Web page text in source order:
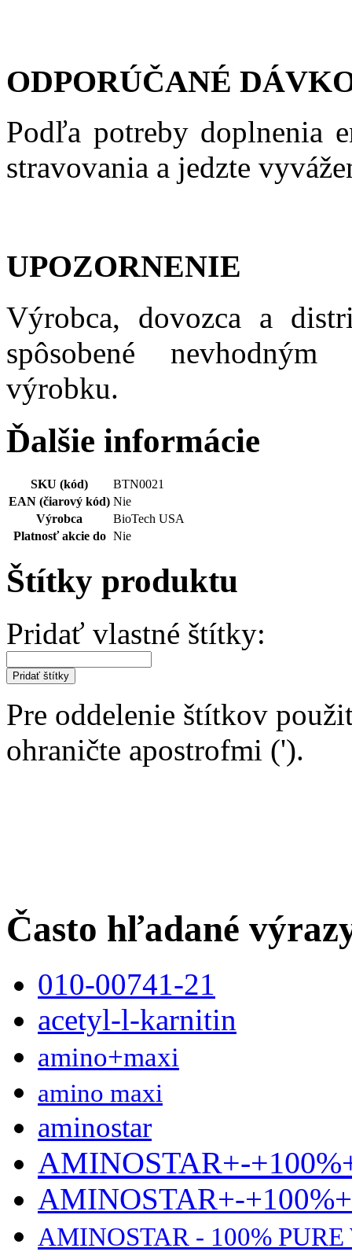
ODPORÚČANÉ
Podľa potreby doplnenia
stravovania a jedzte
UPOZORNENIE
Výrobca, dovozca a
spôsobené
výrobku.
Ďalšie informácie
SKU (kód)
BTN0021
EAN (čiarový kód) Nie
Výrobca
BioTech USA
Platnosť akcie do Nie
Štítky produktu
Pridať vlastné štítky:
Pridať štítky
Pre oddelenie štítkov
ohraničte apostrofmi (').
Často hľadané
010-00741-21
acetyl-l-karnitin
amino+maxi
amino maxi
aminostar
AMINOSTAR+-
AMINOSTAR+-
AMINOSTAR - 100%